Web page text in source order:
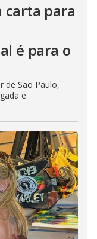
carta para
é para o
de São Paulo,
e